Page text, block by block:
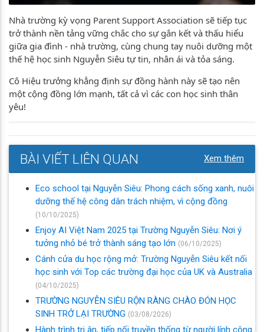
Nhà trường kỳ vọng Parent Support Association sẽ tiếp tục
trở thành nền tảng vững chắc cho sự gắn kết và thấu hiểu
giữa gia đình - nhà trường, cùng chung tay nuôi dưỡng một
thế hệ học sinh Nguyễn Siêu tự tin, nhân ái và tỏa sáng.
Cô Hiệu trưởng khẳng định sự đồng hành này sẽ tạo nên
một cộng đồng lớn mạnh, tất cả vì các con học sinh thân
yêu!
BÀI VIẾT LIÊN QUAN Xem thêm
Eco school tại Nguyễn Siêu: Phong cách sống xanh, nuôi
dưỡng thế hệ công dân trách nhiệm, vì cộng đồng
(10/10/2025)
Enjoy AI Việt Nam 2025 tại Trường Nguyễn Siêu: Nơi ý
tưởng nhỏ bé trở thành sáng tạo lớn (06/10/2025)
Cánh cửa du học rộng mở: Trường Nguyễn Siêu kết nối
học sinh với Top các trường đại học của UK và Australia
(04/10/2025)
TRƯỜNG NGUYỄN SIÊU RỘN RÀNG CHÀO ĐÓN HỌC
SINH TRỞ LẠI TRƯỜNG (03/08/2026)
Hành trình tri ân, tiếp nối truyền thống từ người lính công